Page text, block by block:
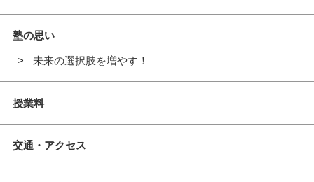
塾の思い
未来の選択肢を増やす！
授業料
交通・アクセス